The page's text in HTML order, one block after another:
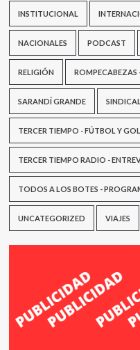
INSTITUCIONAL
NACIONALES PODCAST
RELIGIÓN ROMPECABEZAS
SARANDÍ GRANDE
TERCER TIEMPO - FÚTBOL Y
TERCER TIEMPO RADIO -
TODOS A LOS BOTES -
UNCATEGORIZED VIAJES